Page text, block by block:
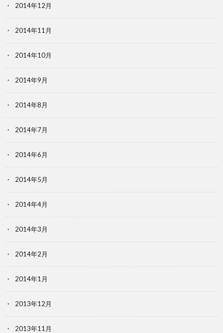
2014年12月
2014年11月
2014年10月
2014年9月
2014年8月
2014年7月
2014年6月
2014年5月
2014年4月
2014年3月
2014年2月
2014年1月
2013年12月
2013年11月